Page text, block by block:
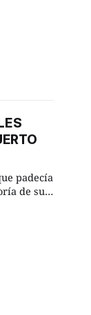
padecía
de sus